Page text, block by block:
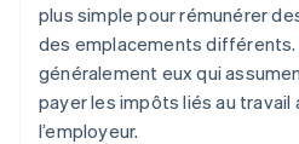
plus simple pour rémunérer
des emplacements
généralement eux qui
payer les impôts liés au travail
l’employeur.